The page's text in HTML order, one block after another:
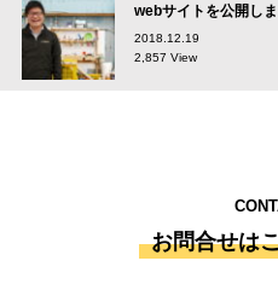
webサイトを公開しま
2018.12.19
2,857 View
お問合せは